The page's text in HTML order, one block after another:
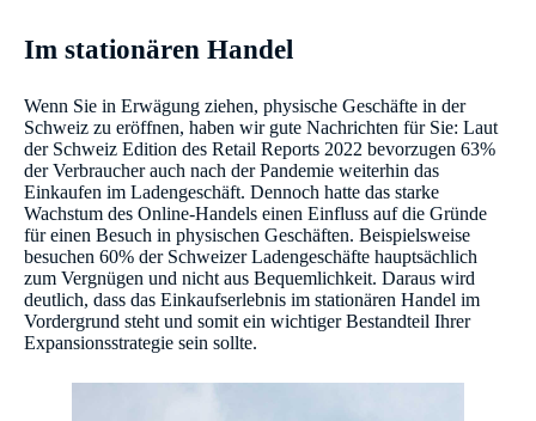
Im stationären Handel
Wenn Sie in Erwägung ziehen, physische Geschäfte in der
Schweiz zu eröffnen, haben wir gute Nachrichten für Sie: Laut
der Schweiz Edition des Retail Reports 2022 bevorzugen 63%
der Verbraucher auch nach der Pandemie weiterhin das
Einkaufen im Ladengeschäft. Dennoch hatte das starke
Wachstum des Online-Handels einen Einfluss auf die Gründe
für einen Besuch in physischen Geschäften. Beispielsweise
besuchen 60% der Schweizer Ladengeschäfte hauptsächlich
zum Vergnügen und nicht aus Bequemlichkeit. Daraus wird
deutlich, dass das Einkaufserlebnis im stationären Handel im
Vordergrund steht und somit ein wichtiger Bestandteil Ihrer
Expansionsstrategie sein sollte.